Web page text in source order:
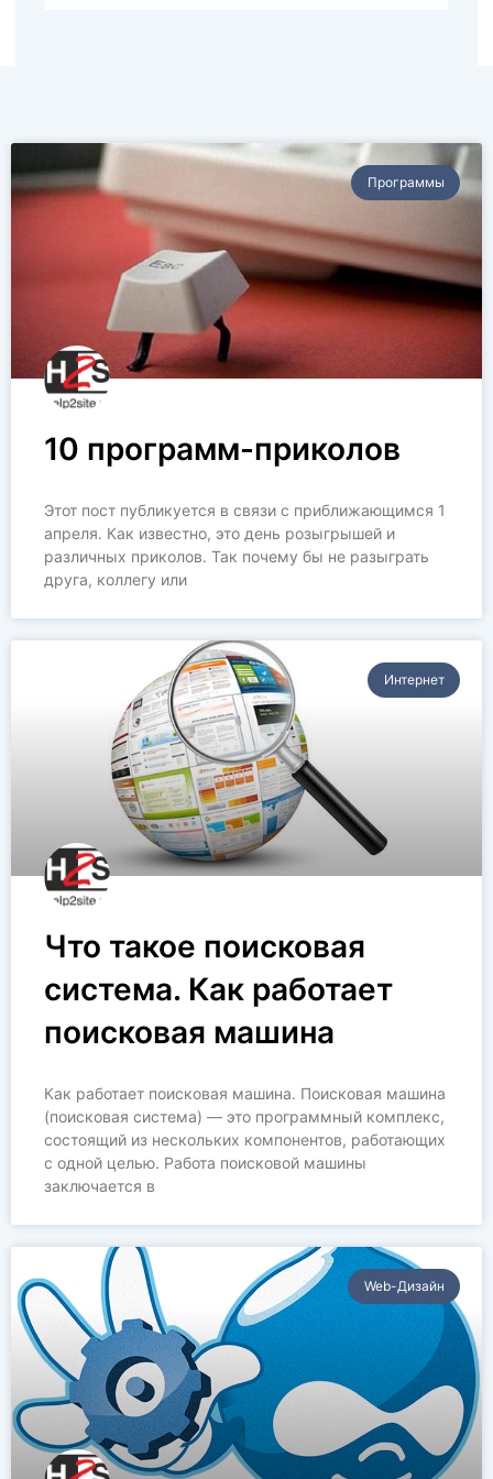
Программы
10 программ-приколов
Этот пост публикуется в связи с приближающимся 1
апреля. Как известно, это день розыгрышей и
различных приколов. Так почему бы не разыграть
друга, коллегу или
Интернет
Что такое поисковая
система. Как работает
поисковая машина
Как работает поисковая машина. Поисковая машина
(поисковая система) — это программный комплекс,
состоящий из нескольких компонентов, работающих
с одной целью. Работа поисковой машины
заключается в
Web-Дизайн